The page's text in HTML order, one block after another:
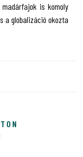
is komoly
a globalizáció okozta